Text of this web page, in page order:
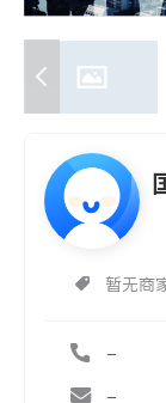
暂无商
-
-